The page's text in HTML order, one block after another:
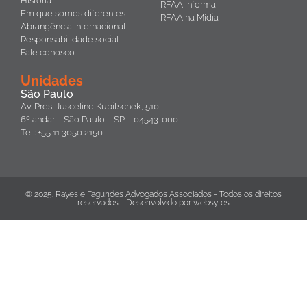
Em que somos diferentes
Abrangência internacional
Responsabilidade social
Fale conosco
RFAA Informa
RFAA na Mídia
Unidades
São Paulo
Av. Pres. Juscelino Kubitschek, 510
6º andar – São Paulo – SP – 04543-000
Tel.: +55 11 3050 2150
© 2025. Rayes e Fagundes Advogados Associados - Todos os direitos
reservados. | Desenvolvido por websytes